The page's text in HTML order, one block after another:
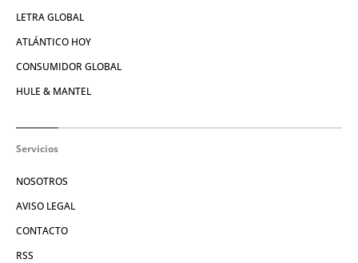
LETRA GLOBAL
ATLÁNTICO HOY
CONSUMIDOR GLOBAL
HULE & MANTEL
Servicios
NOSOTROS
AVISO LEGAL
CONTACTO
RSS